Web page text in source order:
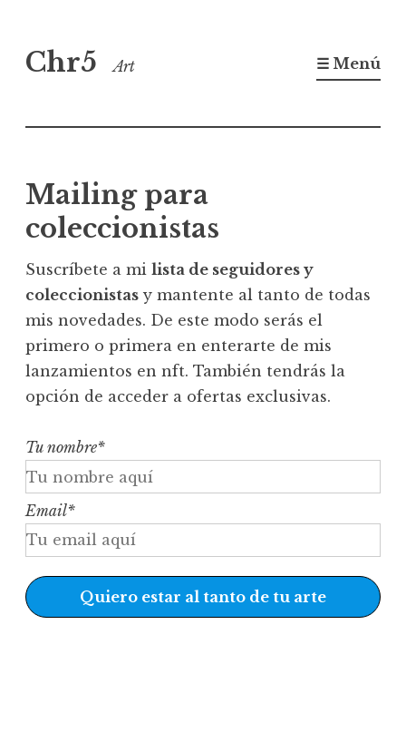
al
Chr5 Art ☰ Menú
Mailing para
coleccionistas
Suscríbete a mi lista de seguidores y
coleccionistas y mantente al tanto de todas
mis novedades. De este modo serás el
primero o primera en enterarte de mis
lanzamientos en nft. También tendrás la
opción de acceder a ofertas exclusivas.
Tu nombre*
Email*
Quiero estar al tanto de tu arte